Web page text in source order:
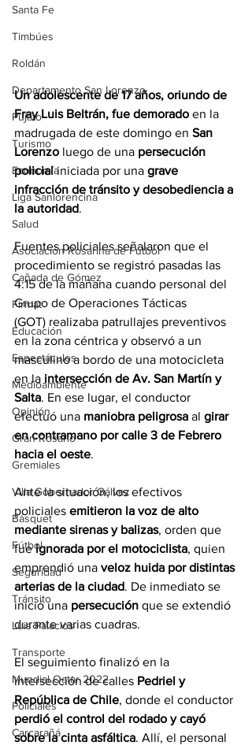
Santa Fe
Timbúes
Roldán
Departamento San Lorenzo
Pujato
Turismo
Economía
Liga Sanlorencina
Salud
Asociación Rosarina de Fútbol
Cañada de Gómez
Firmat
Educación
Espectáculos
Medioambiente
Opinión
Gran Rosario
Gremiales
Villa Gobernador Gálvez
Básquet
Fútbol
Seguridad
Tránsito
Luis Palacios
Transporte
Mundial Qatar 2022
Policiales
Carcarañá
Un adolescente de 17 años, oriundo de
Fray Luis Beltrán, fue demorado en la
madrugada de este domingo en San
Lorenzo luego de una persecución
policial iniciada por una grave
infracción de tránsito y desobediencia a
la autoridad.
Fuentes policiales señalaron que el
procedimiento se registró pasadas las
4:15 de la mañana cuando personal del
Grupo de Operaciones Tácticas
(GOT) realizaba patrullajes preventivos
en la zona céntrica y observó a un
masculino a bordo de una motocicleta
en la intersección de Av. San Martín y
Salta. En ese lugar, el conductor
efectuó una maniobra peligrosa al girar
en contramano por calle 3 de Febrero
hacia el oeste.
Ante la situación, los efectivos
policiales emitieron la voz de alto
mediante sirenas y balizas, orden que
fue ignorada por el motociclista, quien
emprendió una veloz huida por distintas
arterias de la ciudad. De inmediato se
inició una persecución que se extendió
durante varias cuadras.
El seguimiento finalizó en la
intersección de calles Pedriel y
República de Chile, donde el conductor
perdió el control del rodado y cayó
sobre la cinta asfáltica. Allí, el personal